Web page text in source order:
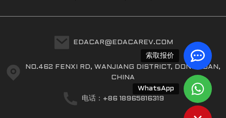
索取报价
WhatsApp
EDACAR@EDACAREV.COM
NO.462 FENXI RD, WANJIANG DISTRICT, DONGGUAN,
CHINA
电话：+86 18965816319